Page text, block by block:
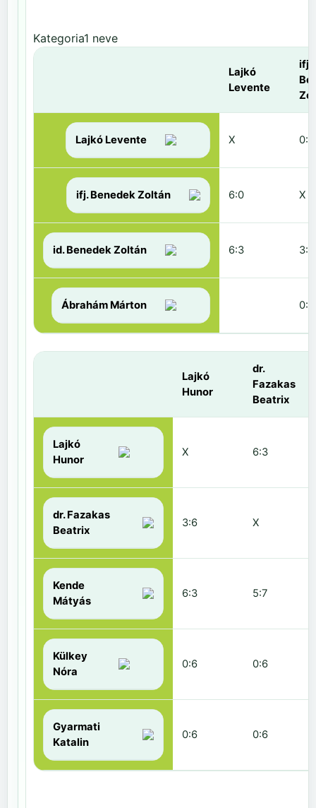
Kategoria1 neve
Lajkó
Levente
ifj.
Lajkó Levente X 0:6
ifj. Benedek Zoltán 6:0 X
id. Benedek Zoltán 6:3 3:6
Ábrahám Márton 0:6
Lajkó
Hunor
dr.
Fazakas
Beatrix
Lajkó
Hunor
X 6:3
dr. Fazakas
Beatrix
3:6 X
Kende
Mátyás
6:3 5:7
Külkey
Nóra
0:6 0:6
Gyarmati
Katalin
0:6 0:6